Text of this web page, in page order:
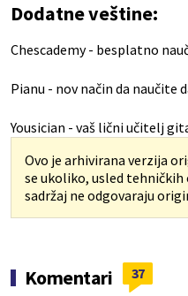
Dodatne veštine:
Chescademy- besplatno
Pianu - nov način da naučite
Yousician - vaš lični učitelj
Ovo je arhivirana verzija
se ukoliko, usled
sadržaj ne odgovaraju
Komentari 37